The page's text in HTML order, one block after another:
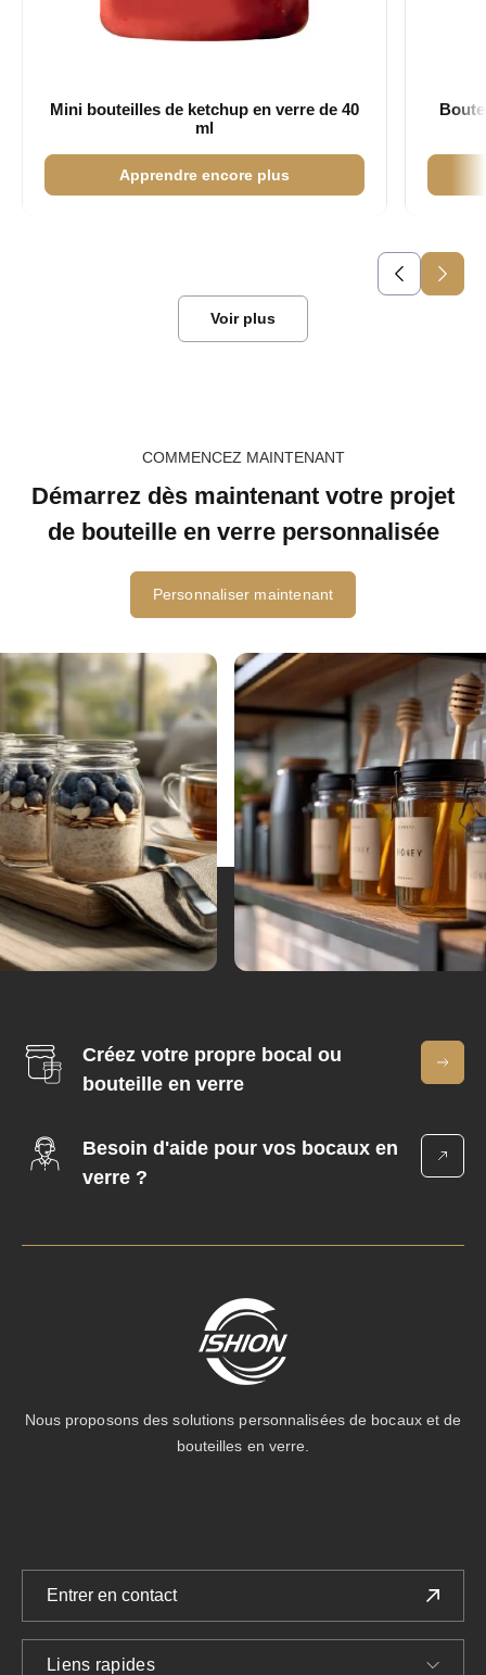
Mini bouteilles de ketchup en verre de 40
ml
Apprendre encore plus
Voir plus
COMMENCEZ MAINTENANT
Démarrez dès maintenant votre projet
de bouteille en verre personnalisée
Personnaliser maintenant
Créez votre propre bocal ou
bouteille en verre
Besoin d'aide pour vos bocaux en
verre ?
Nous proposons des solutions personnalisées de bocaux et de
bouteilles en verre.
Entrer en contact
Liens rapides